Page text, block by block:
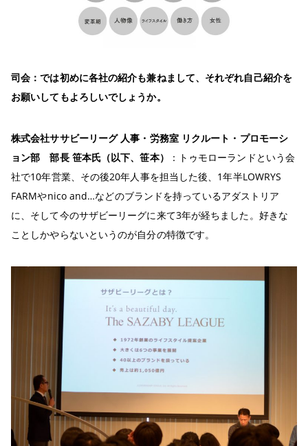
司会：では初めに各社の紹介も兼ねまして、それぞれ自己紹介を
お願いしてもよろしいでしょうか。
株式会社ササビーリーグ 人事・労務室 リクルート・プロモーシ
ョン部 部長 笹本氏（以下、笹本）
：トゥモローランドという会
社で10年営業、その後20年人事を担当した後、1年半LOWRYS
FARMやnico and…などのブランドを持っているアダストリア
に、そして今のサザビーリーグに来て3年が経ちました。好きな
ことしかやらないというのが自分の特徴です。